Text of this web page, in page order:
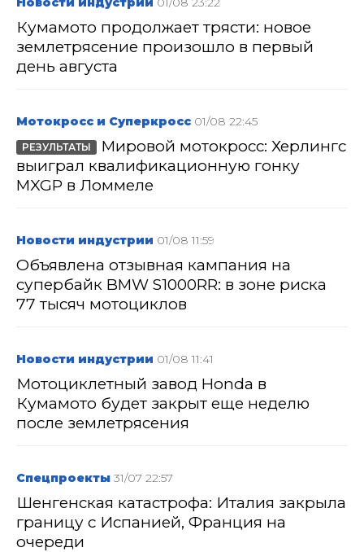
Кумамото продолжает трясти: новое
землетрясение произошло в первый
день августа
Мотокросс и Суперкросс 01/08 22:45
РЕЗУЛЬТАТЫ
Мировой мотокросс: Херлингс
выиграл квалификационную гонку
MXGP в Ломмеле
Новости индустрии 01/08 11:59
Объявлена отзывная кампания на
супербайк BMW S1000RR: в зоне риска
77 тысяч мотоциклов
Новости индустрии 01/08 11:41
Мотоциклетный завод Honda в
Кумамото будет закрыт еще неделю
после землетрясения
Спецпроекты 31/07 22:57
Шенгенская катастрофа: Италия закрыла
границу с Испанией, Франция на
очереди